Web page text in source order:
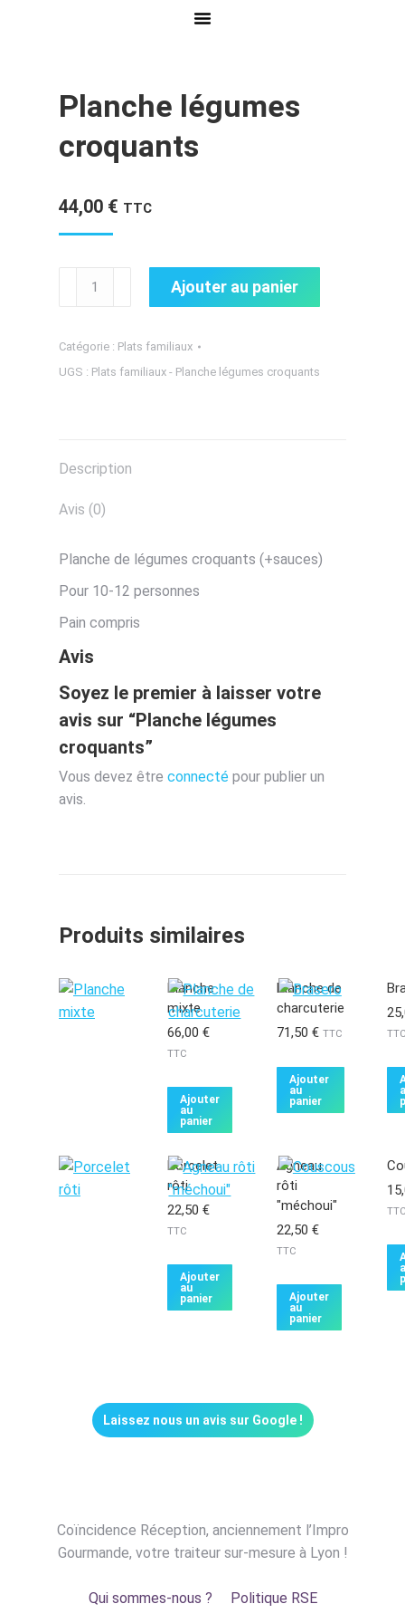
Planche légumes
croquants
44,00 € TTC
Ajouter au panier
Catégorie : Plats familiaux
UGS : Plats familiaux - Planche légumes croquants
Description
Avis (0)
Planche de légumes croquants (+sauces)
Pour 10-12 personnes
Pain compris
Avis
Soyez le premier à laisser votre
avis sur “Planche légumes
croquants”
Vous devez être connecté pour publier un
avis.
Produits similaires
Planche
mixte
66,00 €
TTC
Ajouter
au
panier
Planche de
charcuterie
71,50€ TTC
Ajouter
au
panier
Porcelet
rôti
22,50 €
TTC
Ajouter
au
panier
Agneau
rôti
"méchoui"
22,50€
TTC
Ajouter
au
panier
Laissez nous un avis sur Google !
Coïncidence Réception, anciennement l’Impro
Gourmande, votre traiteur sur-mesure à Lyon !
Qui sommes-nous ?
Politique RSE